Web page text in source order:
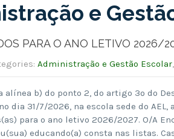
e
PARA O ANO LETIVO 2026/
Administração e Gestão Escolar,
alínea b) do ponto 2, do artigo 3º do
dia 31/7/2026, na escola sede do AEL,
para o ano letivo 2026/2027. O/A
educando(a) consta nas listas.